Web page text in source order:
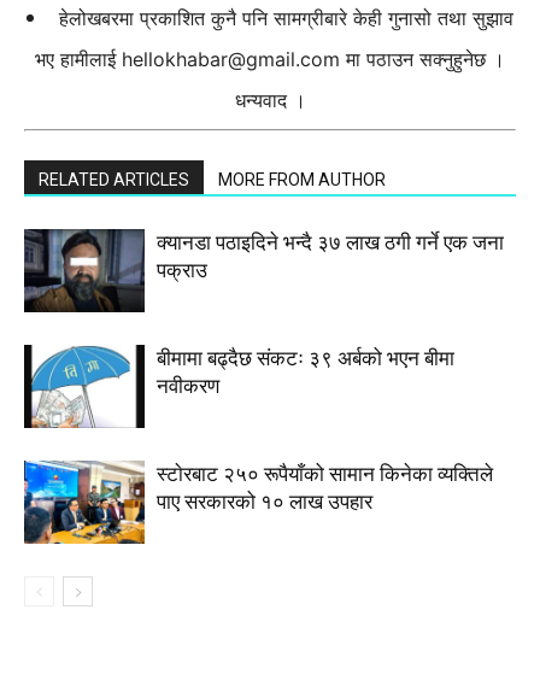
हेलोखबरमा प्रकाशित कुनै पनि सामग्रीबारे केही गुनासो तथा सुझाव
भए हामीलाई hellokhabar@gmail.com मा पठाउन सक्नुहुनेछ ।
धन्यवाद ।
RELATED ARTICLES MORE FROM AUTHOR
क्यानडा पठाइदिने भन्दै ३७ लाख ठगी गर्ने एक जना
पक्राउ
बीमामा बढ्दैछ संकटः ३९ अर्बको भएन बीमा
नवीकरण
स्टाेरबाट २५० रूपैयाँको सामान किनेका व्यक्तिले
पाए सरकारको १० लाख उपहार